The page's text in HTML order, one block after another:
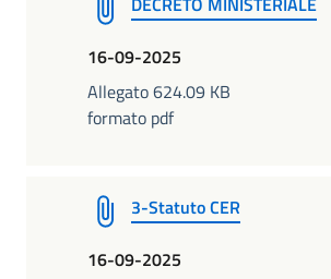
16-09-2025
Allegato 624.09 KB
formato pdf
3-Statuto CER
16-09-2025